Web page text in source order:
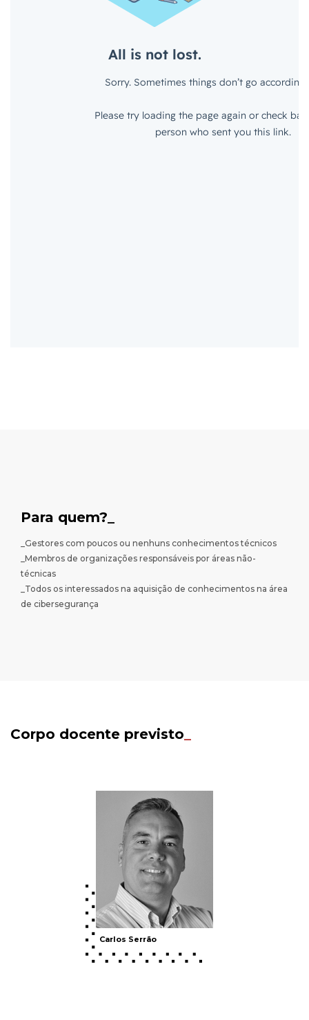
Para quem?_
_Gestores com poucos ou nenhuns conhecimentos técnicos
_Membros de organizações responsáveis por áreas não-
técnicas
_Todos os interessados na aquisição de conhecimentos na área
de cibersegurança
Corpo docente previsto
Carlos Serrão